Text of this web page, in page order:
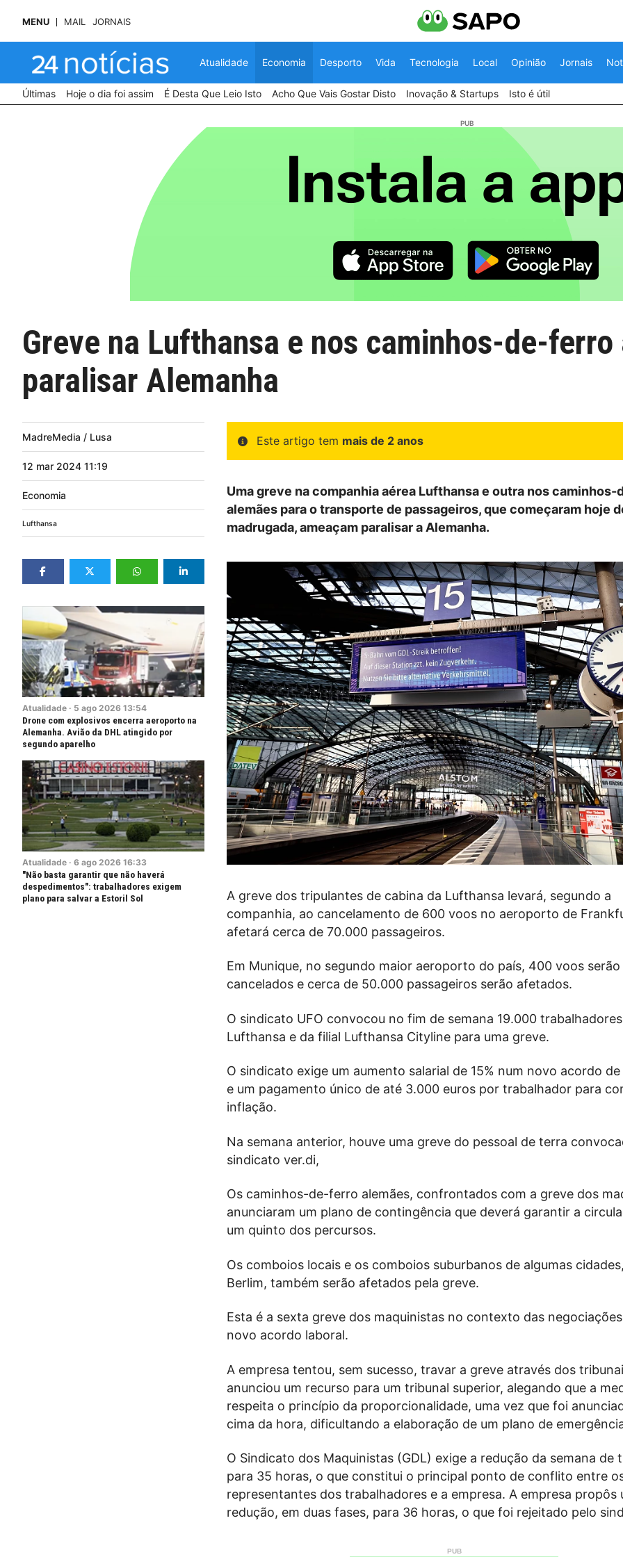
MENU MAIL JORNAIS
Atualidade Economia Desporto Vida Tecnologia Local Opinião Jornais
Últimas Hoje o dia foi assim É Desta Que Leio Isto Acho Que Vais Gostar Disto Inovação & Startups Isto é útil
Greve na Lufthansa e nos caminhos-de-
paralisar Alemanha
MadreMedia / Lusa
12 mar 2024 11:19
Economia
Lufthansa
Atualidade · 5 ago 2026 13:54
Drone com explosivos encerra aeroporto na
Alemanha. Avião da DHL atingido por
segundo aparelho
Atualidade · 6 ago 2026 16:33
"Não basta garantir que não haverá
despedimentos": trabalhadores exigem
plano para salvar a Estoril Sol
Este artigo tem mais de 2 anos
Uma greve na companhia aérea Lufthansa e outra nos
alemães para o transporte de passageiros, que começaram hoje
madrugada, ameaçam paralisar a Alemanha.
A greve dos tripulantes de cabina da Lufthansa levará, segundo a
companhia, ao cancelamento de 600 voos no aeroporto de
afetará cerca de 70.000 passageiros.
Em Munique, no segundo maior aeroporto do país, 400 voos serão
cancelados e cerca de 50.000 passageiros serão afetados.
O sindicato UFO convocou no fim de semana 19.000
Lufthansa e da filial Lufthansa Cityline para uma greve.
O sindicato exige um aumento salarial de 15% num novo acordo de
e um pagamento único de até 3.000 euros por trabalhador para
inflação.
Na semana anterior, houve uma greve do pessoal de terra
sindicato ver.di,
Os caminhos-de-ferro alemães, confrontados com a greve dos
anunciaram um plano de contingência que deverá garantir a
um quinto dos percursos.
Os comboios locais e os comboios suburbanos de algumas
Berlim, também serão afetados pela greve.
Esta é a sexta greve dos maquinistas no contexto das
novo acordo laboral.
A empresa tentou, sem sucesso, travar a greve através dos
anunciou um recurso para um tribunal superior, alegando que a
respeita o princípio da proporcionalidade, uma vez que foi
cima da hora, dificultando a elaboração de um plano de
O Sindicato dos Maquinistas (GDL) exige a redução da semana de
para 35 horas, o que constitui o principal ponto de conflito entre
representantes dos trabalhadores e a empresa. A empresa propôs
redução, em duas fases, para 36 horas, o que foi rejeitado pelo